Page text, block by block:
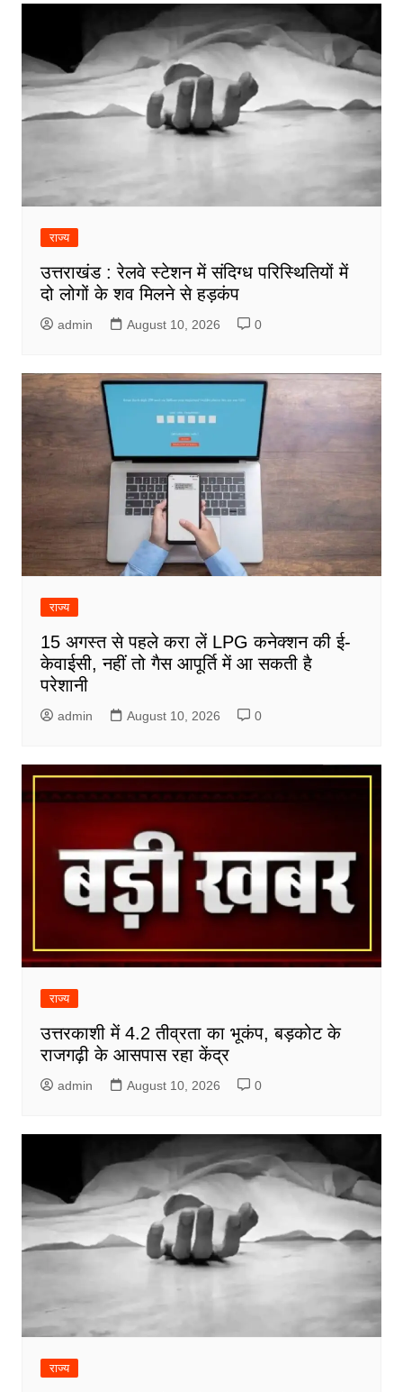
राज्य
उत्तराखंड : रेलवे स्टेशन में संदिग्ध परिस्थितियों में
दो लोगों के शव मिलने से हड़कंप
admin August 10, 2026 0
राज्य
15 अगस्त से पहले करा लें LPG कनेक्शन की ई-
केवाईसी, नहीं तो गैस आपूर्ति में आ सकती है
परेशानी
admin August 10, 2026 0
राज्य
उत्तरकाशी में 4.2 तीव्रता का भूकंप, बड़कोट के
राजगढ़ी के आसपास रहा केंद्र
admin August 10, 2026 0
राज्य